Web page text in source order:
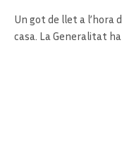
Un got de llet a l’hora
casa. La Generalitat ha